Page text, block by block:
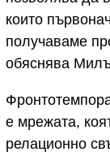
които
получаваме
обяснява
е мрежата,
релационно